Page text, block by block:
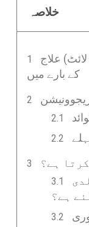
خلاصہ
علاج
کے بارے میں
ہے؟
ہے؟